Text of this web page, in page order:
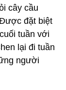
cây cầu
đặt biệt
tuần với
lại đi tuần
người